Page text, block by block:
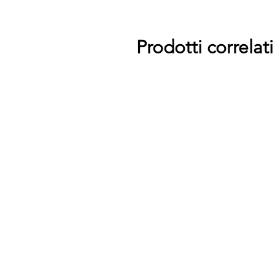
Prodotti correlati